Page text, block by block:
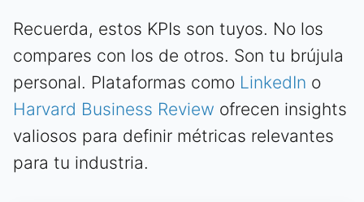
Recuerda, estos KPIs son tuyos. No los
compares con los de otros. Son tu brújula
personal. Plataformas como LinkedIn o
Harvard Business Review ofrecen insights
valiosos para definir métricas relevantes
para tu industria.